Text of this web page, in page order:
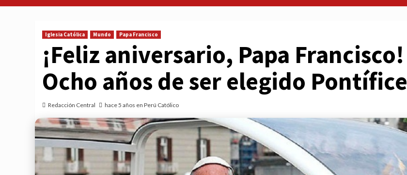
Iglesia Católica Mundo Papa Francisco
¡Feliz aniversario, Papa Francisco!
Ocho años de ser elegido Pontífice
Redacción Central hace 5 años en Perú Católico